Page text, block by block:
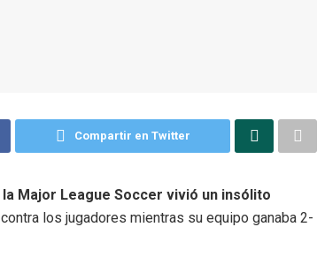
Compartir en Twitter
Major League Soccer vivió un insólito
los jugadores mientras su equipo ganaba 2-